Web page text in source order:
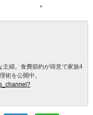
主婦。食費節約が得意で家族4
術を公開中。